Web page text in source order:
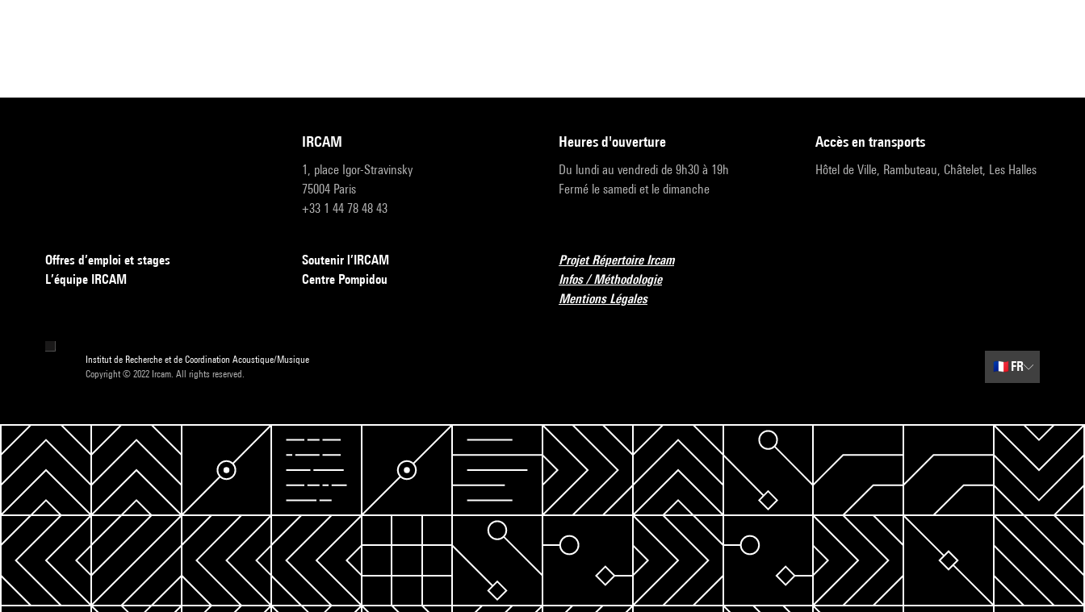
IRCAM
1, place Igor-Stravinsky
75004 Paris
+33 1 44 78 48 43
heures d'ouverture
Du lundi au vendredi de 9h30 à 19h
Fermé le samedi et le dimanche
accès en transports
Hôtel de Ville, Rambuteau, Châtelet, Les Halles
Offres d’emploi et stages
L’équipe IRCAM
Soutenir l’IRCAM
Centre Pompidou
Projet Répertoire Ircam
Infos / Méthodologie
Mentions Légales
Institut de Recherche et de Coordination Acoustique/Musique
Copyright © 2022 Ircam. All rights reserved.
🇫🇷 FR